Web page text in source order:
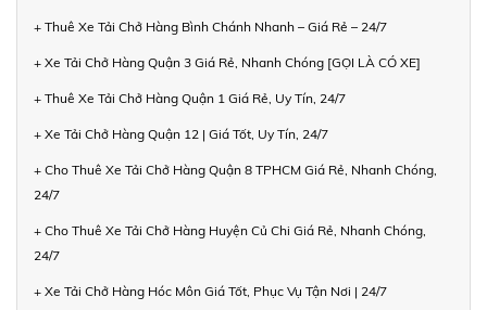
+ Thuê Xe Tải Chở Hàng Bình Chánh Nhanh – Giá Rẻ – 24/7
+ Xe Tải Chở Hàng Quận 3 Giá Rẻ, Nhanh Chóng [GỌI LÀ CÓ XE]
+ Thuê Xe Tải Chở Hàng Quận 1 Giá Rẻ, Uy Tín, 24/7
+ Xe Tải Chở Hàng Quận 12 | Giá Tốt, Uy Tín, 24/7
+ Cho Thuê Xe Tải Chở Hàng Quận 8 TPHCM Giá Rẻ, Nhanh Chóng,
24/7
+ Cho Thuê Xe Tải Chở Hàng Huyện Củ Chi Giá Rẻ, Nhanh Chóng,
24/7
+ Xe Tải Chở Hàng Hóc Môn Giá Tốt, Phục Vụ Tận Nơi | 24/7